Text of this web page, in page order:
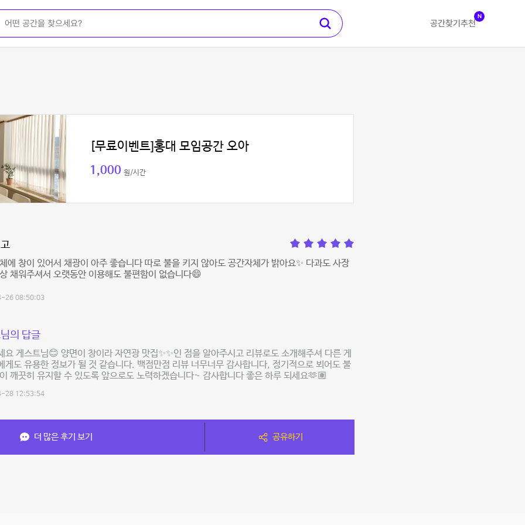
공간찾기 추천
N
[무료이벤트]홍대 모임공간 오아
1,000 원/시간
에 창이 있어서 채광이 아주 좋습니다 따로 불을 키지 않아도 공간자체가 밝아요✨ 다과도 사장
채워주셔서 오랫동안 이용해도 불편함이 없습니다😄
26 08:50:03
의 답글
요 게스트님😊 양면이 창이라 자연광 맛집✨✨인 점을 알아주시고 리뷰로도 소개해주셔 다른 게
게도 유용한 정보가 될 것 같습니다. 백점만점 리뷰 너무너무 감사합니다, 정기적으로 뵈어도 불
깨끗히 유지할 수 있도록 앞으로도 노력하겠습니다~ 감사합니다 좋은 하루 되세요🫶🏽
28 12:53:54
더 많은 후기 보기 공유하기